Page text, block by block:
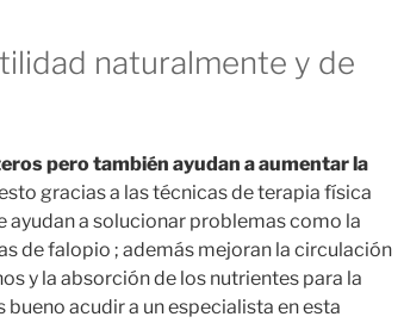
naturalmente y de
pero también ayudan a aumentar la
gracias a las técnicas de terapia física
ayudan a solucionar problemas como la
de falopio ; además mejoran la circulación
y la absorción de los nutrientes para la
bueno acudir a un especialista en esta